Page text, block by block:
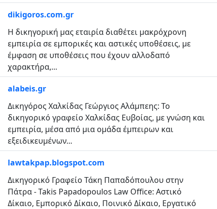
dikigoros.com.gr
Η δικηγορική μας εταιρία διαθέτει μακρόχρονη
εμπειρία σε εμπορικές και αστικές υποθέσεις, με
έμφαση σε υποθέσεις που έχουν αλλοδαπό
χαρακτήρα,...
alabeis.gr
Δικηγόρος Χαλκίδας Γεώργιος Αλάμπεης: Το
δικηγορικό γραφείο Χαλκίδας Ευβοίας, με γνώση και
εμπειρία, μέσα από μια ομάδα έμπειρων και
εξειδικευμένων...
lawtakpap.blogspot.com
Δικηγορικό Γραφείο Τάκη Παπαδόπουλου στην
Πάτρα - Takis Papadopoulos Law Office: Αστικό
Δίκαιο, Εμπορικό Δίκαιο, Ποινικό Δίκαιο, Εργατικό